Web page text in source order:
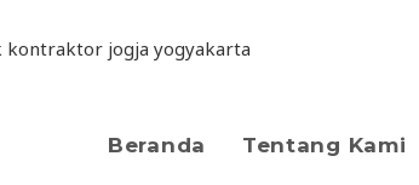
Beranda Tentang Kami